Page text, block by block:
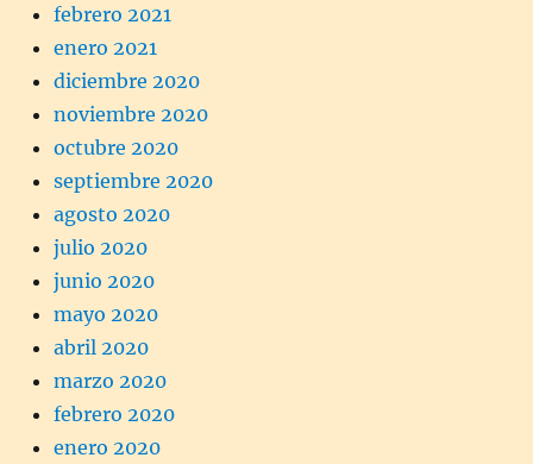
febrero 2021
enero 2021
diciembre 2020
noviembre 2020
octubre 2020
septiembre 2020
agosto 2020
julio 2020
junio 2020
mayo 2020
abril 2020
marzo 2020
febrero 2020
enero 2020